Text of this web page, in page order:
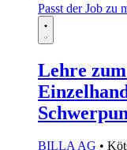
Passt der Job zu
Lehre
BILLA AG •